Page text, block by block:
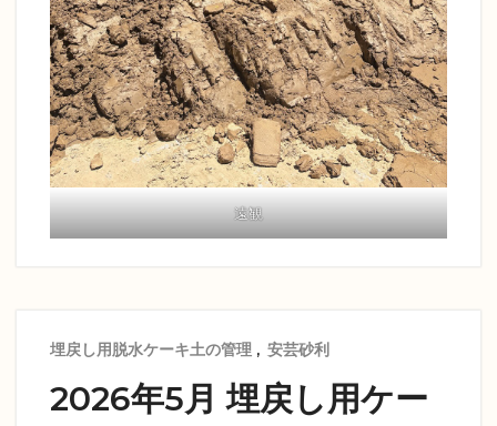
遠観
埋戻し用脱水ケーキ土の管理 , 安芸砂利
2026年5月 埋戻し用ケー